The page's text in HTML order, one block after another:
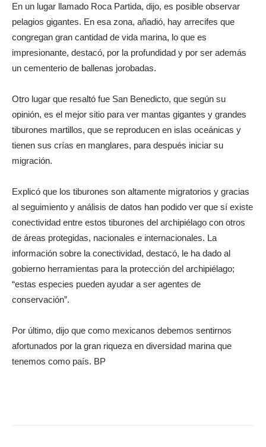
En un lugar llamado Roca Partida, dijo, es posible observar
pelagios gigantes. En esa zona, añadió, hay arrecifes que
congregan gran cantidad de vida marina, lo que es
impresionante, destacó, por la profundidad y por ser además
un cementerio de ballenas jorobadas.
Otro lugar que resaltó fue San Benedicto, que según su
opinión, es el mejor sitio para ver mantas gigantes y grandes
tiburones martillos, que se reproducen en islas oceánicas y
tienen sus crías en manglares, para después iniciar su
migración.
Explicó que los tiburones son altamente migratorios y gracias
al seguimiento y análisis de datos han podido ver que sí existe
conectividad entre estos tiburones del archipiélago con otros
de áreas protegidas, nacionales e internacionales. La
información sobre la conectividad, destacó, le ha dado al
gobierno herramientas para la protección del archipiélago;
“estas especies pueden ayudar a ser agentes de
conservación”.
Por último, dijo que como mexicanos debemos sentirnos
afortunados por la gran riqueza en diversidad marina que
tenemos como país. BP